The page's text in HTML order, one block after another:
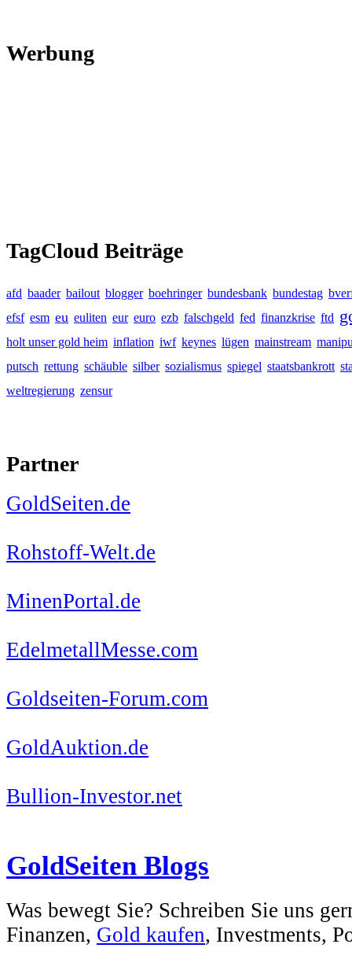
Werbung
TagCloud Beiträge
afd baader bailout blogger boehringer bundesbank bundestag
efsf esm eu euliten eur euro ezb falschgeld fed finanzkrise ftd
holt unser gold heim inflation iwf keynes lügen mainstream
putsch rettung schäuble silber sozialismus spiegel staatsbankrott
weltregierung zensur
Partner
GoldSeiten.de
Rohstoff-Welt.de
MinenPortal.de
EdelmetallMesse.com
Goldseiten-Forum.com
GoldAuktion.de
Bullion-Investor.net
GoldSeiten Blogs
Was bewegt Sie? Schreiben Sie uns
Finanzen, Gold kaufen, Investments,